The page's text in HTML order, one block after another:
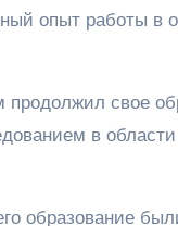
опыт работы в
свое
в
образование